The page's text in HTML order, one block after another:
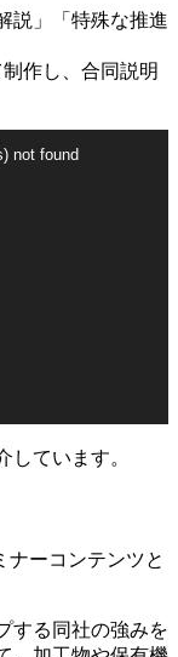
説」「特殊な推進
作し、合同説明
not found
しています。
ナーコンテンツと
する同社の強みを